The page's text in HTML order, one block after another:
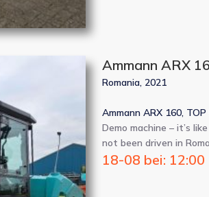
Ammann ARX
Romania, 2021
Ammann ARX 160, TOP
Demo machine – it’s
not been driven in
18-08 bei: 12:00